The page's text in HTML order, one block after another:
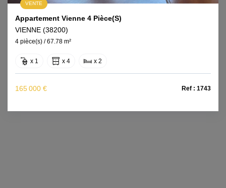
VENTE
Appartement Vienne 4 Pièce(s)
VIENNE (38200)
4 pièce(s) / 67.78 m²
x 1 x 4 x 2
165 000 € Ref : 1743